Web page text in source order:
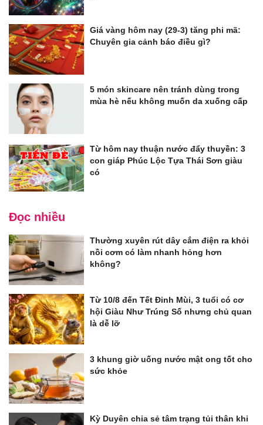
Giá vàng hôm nay (29-3) tăng phi mã:
Chuyên gia cảnh báo điều gì?
5 món skincare nên tránh dùng trong
mùa hè nếu không muốn da xuống cấp
Từ hôm nay thuận nước đẩy thuyền: 3
con giáp Phúc Lộc Tựa Thái Sơn giàu
có
Đọc nhiều
Thường xuyên rút dây cắm điện ra khỏi
nồi cơm có làm nhanh hỏng hơn
không?
Từ 10/8 đến Tết Đinh Mùi, 3 tuổi có cơ
hội Giàu Như Trúng Số nhưng chủ quan
là dễ lỡ
3 khung giờ uống nước mật ong tốt cho
sức khỏe
Kỳ Duyên chia sẻ tâm trạng tủi thân khi